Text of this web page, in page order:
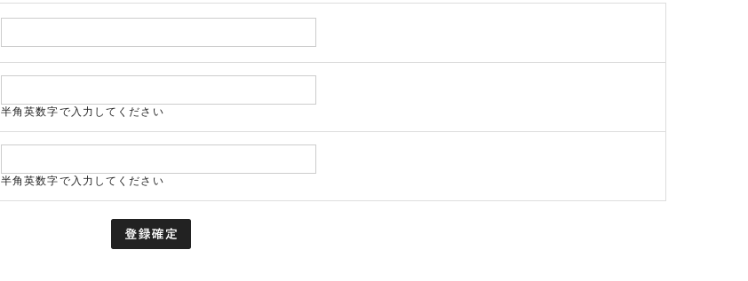
半角英数字で入力してください
半角英数字で入力してください